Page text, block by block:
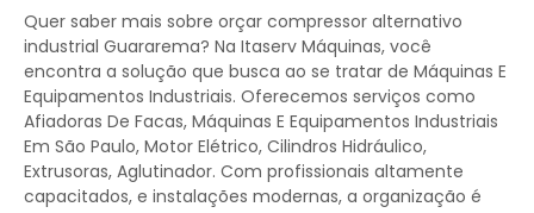
Quer saber mais sobre orçar compressor alternativo
industrial Guararema? Na Itaserv Máquinas, você
encontra a solução que busca ao se tratar de Máquinas E
Equipamentos Industriais. Oferecemos serviços como
Afiadoras De Facas, Máquinas E Equipamentos Industriais
Em São Paulo, Motor Elétrico, Cilindros Hidráulico,
Extrusoras, Aglutinador. Com profissionais altamente
capacitados, e instalações modernas, a organização é